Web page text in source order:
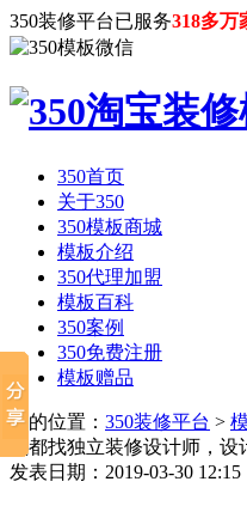
350装修平台已服务318多万
350首页
关于350
350模板商城
模板介绍
350代理加盟
模板百科
350案例
350免费注册
模板赠品
您的位置： 350装修平台 >
成都找独立装修设计师，设
发表日期：2019-03-30